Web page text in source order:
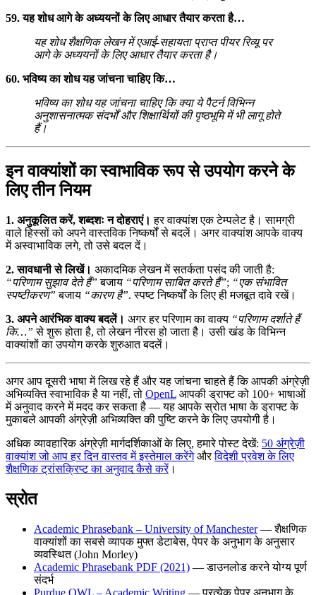
59. यह शोध आगे के अध्ययनों के लिए आधार तैयार करता है…
यह शोध शैक्षणिक लेखन में एआई-सहायता प्राप्त पीयर रिव्यू पर
आगे के अध्ययनों के लिए आधार तैयार करता है।
60. भविष्य का शोध यह जांचना चाहिए कि…
भविष्य का शोध यह जांचना चाहिए कि क्या ये पैटर्न विभिन्न
अनुशासनात्मक संदर्भों और शिक्षार्थियों की पृष्ठभूमि में भी लागू होते
हैं।
इन वाक्यांशों का स्वाभाविक रूप से उपयोग करने के
लिए तीन नियम
1. अनुकूलित करें, शब्दशः न दोहराएं। हर वाक्यांश एक टेम्पलेट है। सामग्री
वाले हिस्सों को अपने वास्तविक निष्कर्षों से बदलें। अगर वाक्यांश आपके वाक्य
में अस्वाभाविक लगे, तो उसे बदल दें।
2. सावधानी से लिखें। अकादमिक लेखन में सतर्कता पसंद की जाती है:
“परिणाम सुझाव देते हैं” बजाय “परिणाम साबित करते हैं”; “एक संभावित
स्पष्टीकरण” बजाय “कारण है”. स्पष्ट निष्कर्षों के लिए ही मजबूत दावे रखें।
3. अपने आरंभिक वाक्य बदलें। अगर हर परिणाम का वाक्य “परिणाम दर्शाते हैं
कि…” से शुरू होता है, तो लेखन नीरस हो जाता है। उसी खंड के विभिन्न
वाक्यांशों का उपयोग करके शुरुआत बदलें।
अगर आप दूसरी भाषा में लिख रहे हैं और यह जांचना चाहते हैं कि आपकी अंग्रेज़ी
अभिव्यक्ति स्वाभाविक है या नहीं, तो OpenL आपकी ड्राफ्ट को 100+ भाषाओं
में अनुवाद करने में मदद कर सकता है — यह आपके स्रोत भाषा के ड्राफ्ट के
मुकाबले आपकी अंग्रेज़ी अभिव्यक्ति की पुष्टि करने के लिए उपयोगी है।
अधिक व्यावहारिक अंग्रेज़ी मार्गदर्शिकाओं के लिए, हमारे पोस्ट देखें: 50 अंग्रेज़ी
वाक्यांश जो आप हर दिन वास्तव में इस्तेमाल करेंगेऔरविदेशी प्रवेश के लिए
शैक्षणिक ट्रांसक्रिप्ट का अनुवाद कैसे करें।
स्रोत
Academic Phrasebank – University of Manchester— शैक्षणिक
वाक्यांशों का सबसे व्यापक मुफ्त डेटाबेस, पेपर के अनुभाग के अनुसार
व्यवस्थित (John Morley)
Academic Phrasebank PDF (2021) — डाउनलोड करने योग्य पूर्ण
संदर्भ
Purdue OWL – Academic Writing — प्रत्येक पेपर अनुभाग के